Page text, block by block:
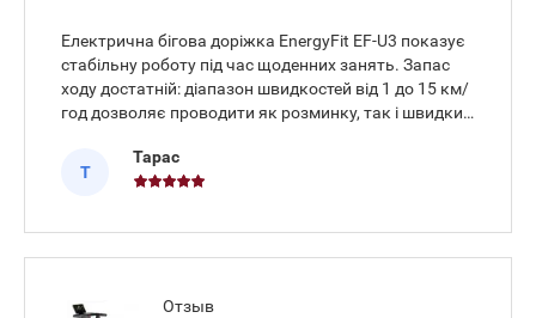
Електрична бігова доріжка EnergyFit EF-U3 показує
стабільну роботу під час щоденних занять. Запас
ходу достатній: діапазон швидкостей від 1 до 15 км/
год дозволяє проводити як розминку, так і швидкий
двигуна 2,0 к.с. з піковим показником 2,5 к.с.
забезпечує
Т
Тарас
Отзыв